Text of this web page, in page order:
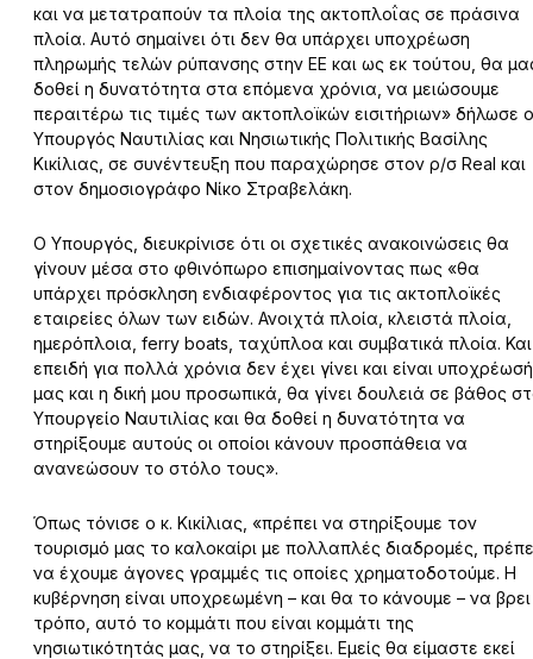
και να μετατραπούν τα πλοία της ακτοπλοΐας σε πράσινα
πλοία. Αυτό σημαίνει ότι δεν θα υπάρχει υποχρέωση
πληρωμής τελών ρύπανσης στην ΕΕ και ως εκ τούτου, θα
δοθεί η δυνατότητα στα επόμενα χρόνια, να μειώσουμε
περαιτέρω τις τιμές των ακτοπλοϊκών εισιτήριων» δήλωσε ο
Υπουργός Ναυτιλίας και Νησιωτικής Πολιτικής Βασίλης
Κικίλιας, σε συνέντευξη που παραχώρησε στον ρ/σ Real και
στον δημοσιογράφο Νίκο Στραβελάκη.
Ο Υπουργός, διευκρίνισε ότι οι σχετικές ανακοινώσεις θα
γίνουν μέσα στο φθινόπωρο επισημαίνοντας πως «θα
υπάρχει πρόσκληση ενδιαφέροντος για τις ακτοπλοϊκές
εταιρείες όλων των ειδών. Ανοιχτά πλοία, κλειστά πλοία,
ημερόπλοια, ferry boats, ταχύπλοα και συμβατικά πλοία. Και
επειδή για πολλά χρόνια δεν έχει γίνει και είναι υποχρέωσή
μας και η δική μου προσωπικά, θα γίνει δουλειά σε βάθος
Υπουργείο Ναυτιλίας και θα δοθεί η δυνατότητα να
στηρίξουμε αυτούς οι οποίοι κάνουν προσπάθεια να
ανανεώσουν το στόλο τους».
Όπως τόνισε ο κ. Κικίλιας, «πρέπει να στηρίξουμε τον
τουρισμό μας το καλοκαίρι με πολλαπλές διαδρομές,
να έχουμε άγονες γραμμές τις οποίες χρηματοδοτούμε. Η
κυβέρνηση είναι υποχρεωμένη – και θα το κάνουμε – να βρει
τρόπο, αυτό το κομμάτι που είναι κομμάτι της
νησιωτικότητάς μας, να το στηρίξει. Εμείς θα είμαστε εκεί